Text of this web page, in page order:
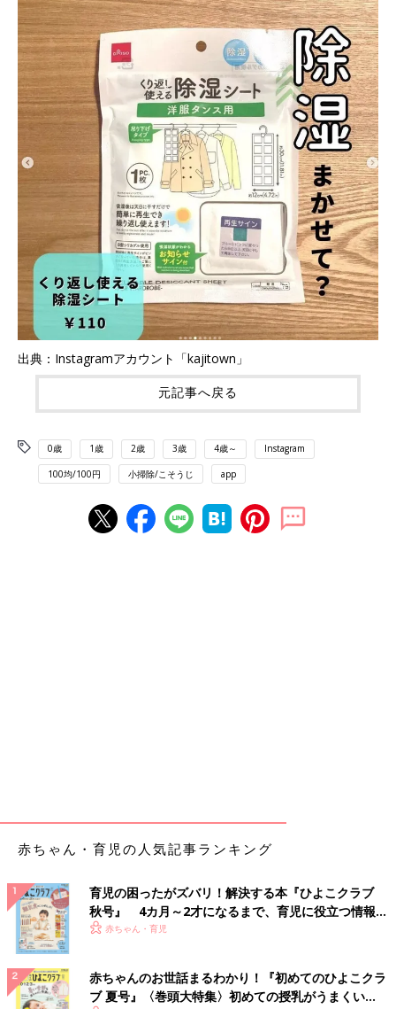
出典：Instagramアカウント「kajitown」
元記事へ戻る
0歳 1歳 2歳 3歳 4歳～ Instagram
100均/100円 小掃除/こそうじ app
赤ちゃん・育児の人気記事ランキング
育児の困ったがズバリ！解決する本『ひよこクラブ
秋号』 4カ月～2才になるまで、育児に役立つ情報が
いっぱい！
赤ちゃん・育児
赤ちゃんのお世話まるわかり！『初めてのひよこクラ
ブ 夏号』〈巻頭大特集〉初めての授乳がうまくい